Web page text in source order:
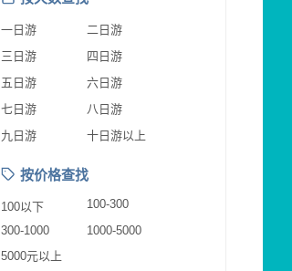
一日游
二日游
三日游
四日游
五日游
六日游
七日游
八日游
九日游
十日游以上
按价格查找
100以下
100-300
300-1000
1000-5000
5000元以上